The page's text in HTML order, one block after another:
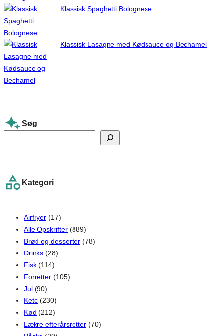
Klassisk Spaghetti Bolognese
Klassisk Lasagne med Kødsauce og Bechamel
Søg
e
c
Kategori
Airfryer (17)
Alle Opskrifter (889)
Brød og desserter (78)
Drinks (28)
Fisk (114)
Forretter (105)
Jul (90)
Keto (230)
Kød (212)
Lækre efterårsretter (70)